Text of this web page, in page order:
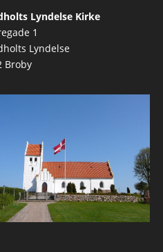
Lyndelse Kirke
1
Lyndelse
Broby